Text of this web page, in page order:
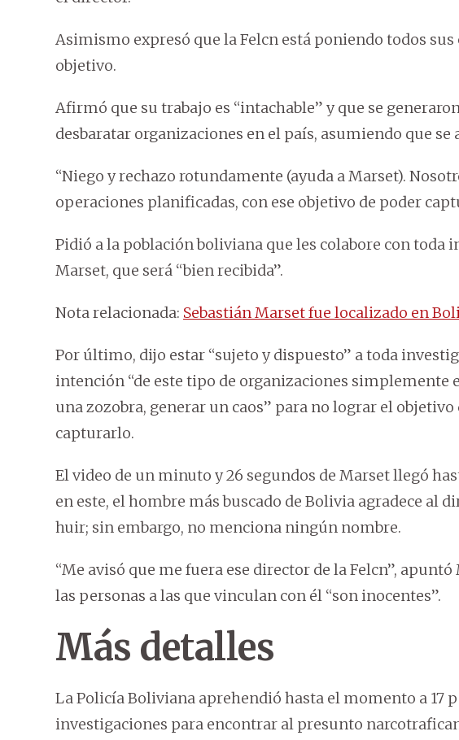
Asimismo expresó que la Felcn está poniendo todos
objetivo.
Afirmó que su trabajo es “intachable” y que se
desbaratar organizaciones en el país, asumiendo que se
“Niego y rechazo rotundamente (ayuda a Marset).
operaciones planificadas, con ese objetivo de poder
Pidió a la población boliviana que les colabore con toda
Marset, que será “bien recibida”.
Nota relacionada: Sebastián Marset fue localizado en
Por último, dijo estar “sujeto y dispuesto” a toda
intención “de este tipo de organizaciones simplemente
una zozobra, generar un caos” para no lograr el objetivo
capturarlo.
El video de un minuto y 26 segundos de Marset llegó
en este, el hombre más buscado de Bolivia agradece al
huir; sin embargo, no menciona ningún nombre.
“Me avisó que me fuera ese director de la Felcn”,
las personas a las que vinculan con él “son inocentes”.
Más detalles
La Policía Boliviana aprehendió hasta el momento a 17
investigaciones para encontrar al presunto